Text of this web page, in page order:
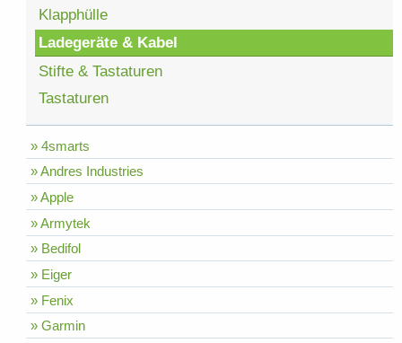
Klapphülle
Ladegeräte & Kabel
Stifte & Tastaturen
Tastaturen
» 4smarts
» Andres Industries
» Apple
» Armytek
» Bedifol
» Eiger
» Fenix
» Garmin